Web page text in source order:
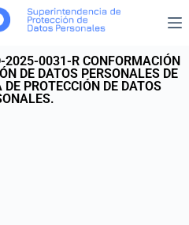
2025-0031-R CONFORMACIÓN
DE DATOS PERSONALES DE
PROTECCIÓN DE DATOS